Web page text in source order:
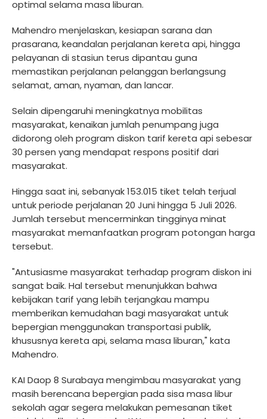
optimal selama masa liburan.
Mahendro menjelaskan, kesiapan sarana dan
prasarana, keandalan perjalanan kereta api, hingga
pelayanan di stasiun terus dipantau guna
memastikan perjalanan pelanggan berlangsung
selamat, aman, nyaman, dan lancar.
Selain dipengaruhi meningkatnya mobilitas
masyarakat, kenaikan jumlah penumpang juga
didorong oleh program diskon tarif kereta api sebesar
30 persen yang mendapat respons positif dari
masyarakat.
Hingga saat ini, sebanyak 153.015 tiket telah terjual
untuk periode perjalanan 20 Juni hingga 5 Juli 2026.
Jumlah tersebut mencerminkan tingginya minat
masyarakat memanfaatkan program potongan harga
tersebut.
"Antusiasme masyarakat terhadap program diskon ini
sangat baik. Hal tersebut menunjukkan bahwa
kebijakan tarif yang lebih terjangkau mampu
memberikan kemudahan bagi masyarakat untuk
bepergian menggunakan transportasi publik,
khususnya kereta api, selama masa liburan," kata
Mahendro.
KAI Daop 8 Surabaya mengimbau masyarakat yang
masih berencana bepergian pada sisa masa libur
sekolah agar segera melakukan pemesanan tiket